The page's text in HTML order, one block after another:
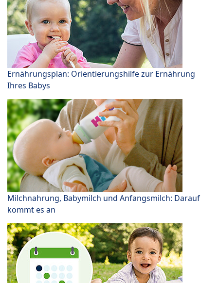
Ernährungsplan: Orientierungshilfe zur Ernährung
Ihres Babys
Milchnahrung, Babymilch und Anfangsmilch: Darauf
kommt es an